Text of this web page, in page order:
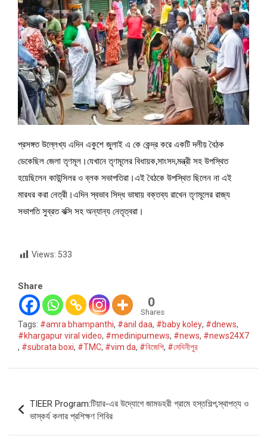
প্রসঙ্গত উল্লেখ্য এদিন একুশে জুলাই এ কে কেন্দ্র করে একটি দলীয় বৈঠক
ডেকেছিল জেলা তৃণমূল।যেখানে তৃণমূলের বিধায়ক,সাংসদ,মন্ত্রী সহ উপস্থিত
হয়েছিলেন কাউন্সিলর ও ব্লক সভাপতিরা।এই বৈঠকে উপস্থিত ছিলেন না এই
মারধর করা নেত্রী।এদিন স্বভাব সিদ্ধ ভাষায় বক্তব্য রাখেন তৃণমূলের রাজ্য
সভাপতি সুব্রত বক্সি সহ অন্যান্য নেতৃত্বরা।
Views: 533
Share
0
Shares
Tags: #amra bhampanthi, #anil daa, #baby koley, #dnews,
#khargapur viral video, #medinipurnews, #news, #news24X7
, #subrata boxi, #TMC, #vim da, #বিজেপি, #মেদিনীপুর
navigation
TIEER Program:টিয়ার-এর উদ্যোগে জামডহরী গ্রামে হস্তশিল্প,স্থাপত্য ও
ভাস্কর্য কলার প্রশিক্ষণ শিবির